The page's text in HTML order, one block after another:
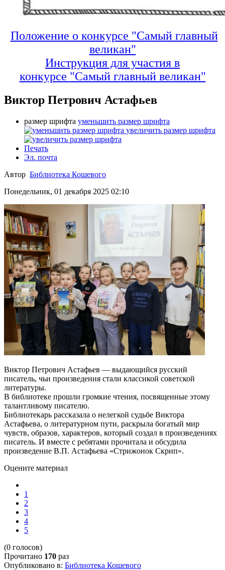
Положение о конкурсе "Самый главный
великан"
Инструкция для участия в
конкурсе "Самый главный великан"
Виктор Петрович Астафьев
размер шрифта уменьшить размер шрифта
увеличить размер шрифта
Печать
Эл. почта
Автор Библиотека Кошевого
Понедельник, 01 декабря 2025 02:10
Виктор Петрович Астафьев — выдающийся русский
писатель, чьи произведения стали классикой советской
литературы.
В библиотеке прошли громкие чтения, посвященные этому
талантливому писателю.
Библиотекарь рассказала о нелегкой судьбе Виктора
Астафьева, о литературном пути, раскрыла богатый мир
чувств, образов, характеров, который создал в произведениях
писатель. И вместе с ребятами прочитала и обсудила
произведение В.П. Астафьева «Стрижонок Скрип».
Оцените материал
1
2
3
4
5
(0 голосов)
Прочитано 170 раз
Опубликовано в: Библиотека Кошевого